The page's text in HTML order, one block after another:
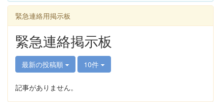
緊急連絡用掲示板
緊急連絡掲示板
最新の投稿順 10件
記事がありません。